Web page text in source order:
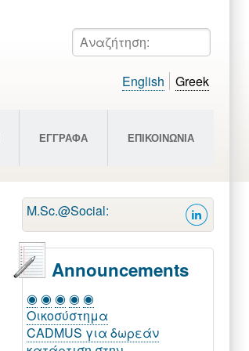
Αναζήτηση:
English Greek
ΕΓΓΡΑΦΑ ΕΠΙΚΟΙΝΩΝΙΑ
M.Sc.@Social:
Announcements
◉ ◉ ◉ ◉ ◉
Οικοσύστημα
CADMUS για δωρεάν
Πρόγραμμα
εξετάσεων εαρινού